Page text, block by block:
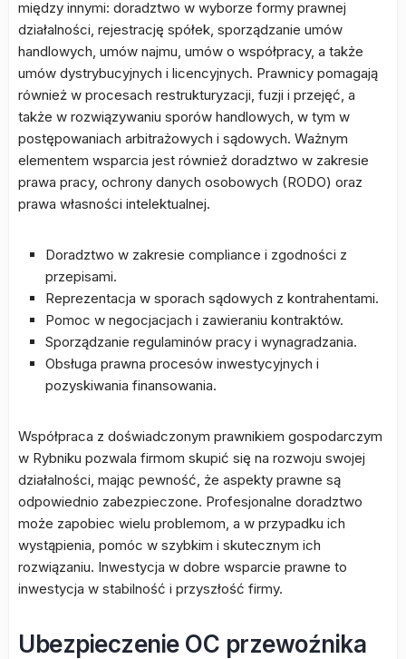
między innymi: doradztwo w wyborze formy prawnej
działalności, rejestrację spółek, sporządzanie umów
handlowych, umów najmu, umów o współpracy, a także
umów dystrybucyjnych i licencyjnych. Prawnicy pomagają
również w procesach restrukturyzacji, fuzji i przejęć, a
także w rozwiązywaniu sporów handlowych, w tym w
postępowaniach arbitrażowych i sądowych. Ważnym
elementem wsparcia jest również doradztwo w zakresie
prawa pracy, ochrony danych osobowych (RODO) oraz
prawa własności intelektualnej.
Doradztwo w zakresie compliance i zgodności z
przepisami.
Reprezentacja w sporach sądowych z kontrahentami.
Pomoc w negocjacjach i zawieraniu kontraktów.
Sporządzanie regulaminów pracy i wynagradzania.
Obsługa prawna procesów inwestycyjnych i
pozyskiwania finansowania.
Współpraca z doświadczonym prawnikiem gospodarczym
w Rybniku pozwala firmom skupić się na rozwoju swojej
działalności, mając pewność, że aspekty prawne są
odpowiednio zabezpieczone. Profesjonalne doradztwo
może zapobiec wielu problemom, a w przypadku ich
wystąpienia, pomóc w szybkim i skutecznym ich
rozwiązaniu. Inwestycja w dobre wsparcie prawne to
inwestycja w stabilność i przyszłość firmy.
Ubezpieczenie OC przewoźnika